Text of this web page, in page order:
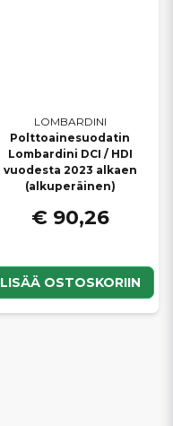
LOMBARDINI
Polttoainesuodatin
Lombardini DCI / HDI
vuodesta 2023 alkaen
(alkuperäinen)
€ 90,26
LISÄÄ OSTOSKORIIN